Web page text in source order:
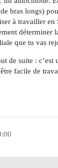
bras longs)
à travailler en
déterminer
que tu vas
de suite : c’est
facile de